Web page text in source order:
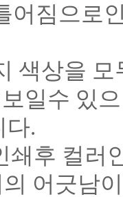
어짐으로
색상을 모
일수 있
다.
후 컬러
의 어긋남